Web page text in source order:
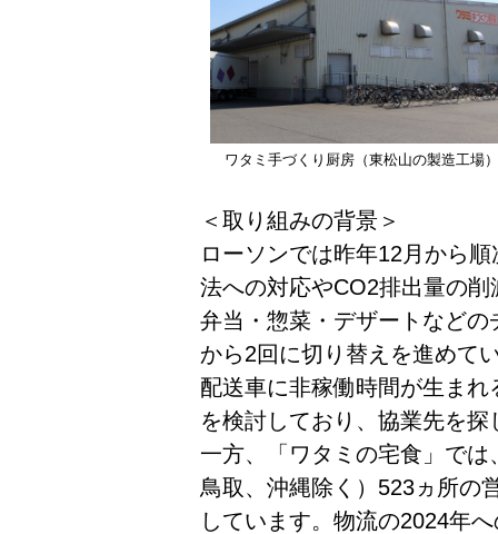
ワタミ手づくり厨房（東松山の製造工場）
＜取り組みの背景＞
ローソンでは昨年12月から
法への対応やCO2排出量の
弁当・惣菜・デザートなど
から2回に切り替えを進めて
配送車に非稼働時間が生ま
を検討しており、協業先を探
一方、「ワタミの宅食」で
鳥取、沖縄除く）523ヵ所の
しています。物流の2024年